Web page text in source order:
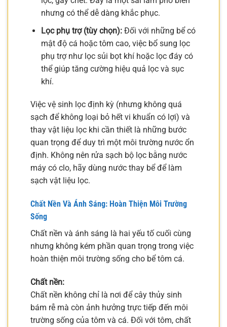
nhưng có thể dễ dàng khắc phục.
Lọc phụ trợ (tùy chọn):Đối với những bể có
mật độ cá hoặc tôm cao, việc bổ sung lọc
phụ trợ như lọc sủi bọt khí hoặc lọc đáy có
thể giúp tăng cường hiệu quả lọc và sục
khí.
Việc vệ sinh lọc định kỳ (nhưng không quá
sạch để không loại bỏ hết vi khuẩn có lợi) và
thay vật liệu lọc khi cần thiết là những bước
quan trọng để duy trì một môi trường nước ổn
định. Không nên rửa sạch bộ lọc bằng nước
máy có clo, hãy dùng nước thay bể để làm
sạch vật liệu lọc.
Chất Nền Và Ánh Sáng: Hoàn Thiện Môi Trường
Sống
Chất nền và ánh sáng là hai yếu tố cuối cùng
nhưng không kém phần quan trọng trong việc
hoàn thiện môi trường sống cho bể tôm cá.
Chất nền:
Chất nền không chỉ là nơi để cây thủy sinh
bám rễ mà còn ảnh hưởng trực tiếp đến môi
trường sống của tôm và cá. Đối với tôm, chất